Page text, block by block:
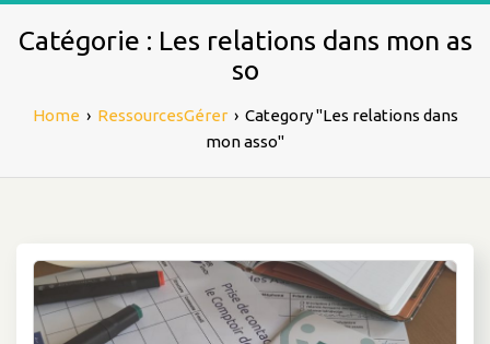
Catégorie : Les relations dans mon as
so
Home › RessourcesGérer› Category "Les relations dans
mon asso"